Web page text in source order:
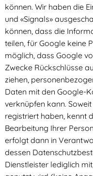
können. Wir haben die
und «Signals»
können, dass die
teilen, für Google keine
möglich, dass Google
Zwecke Rückschlüsse
ziehen,
Daten mit den Google-
verknüpfen kann.
registriert haben, kennt
Bearbeitung Ihrer
erfolgt dann in
dessen
Dienstleister lediglich